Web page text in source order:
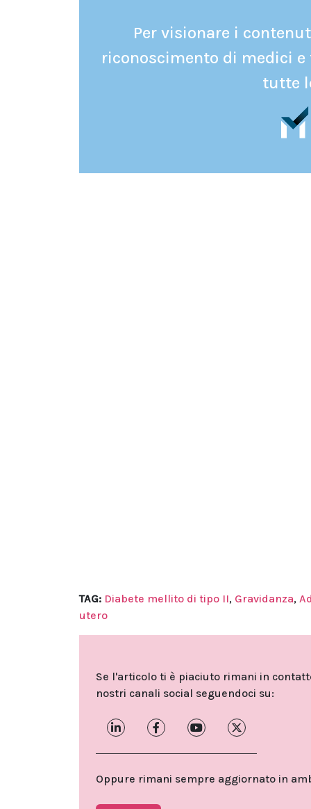
Per visionare i
riconoscimento di medici
tutte
TAG: Diabete mellito di tipo II, Gravidanza,
utero
Se l'articolo ti è piaciuto rimani in
nostri canali social seguendoci su:
Oppure rimani sempre aggiornato in